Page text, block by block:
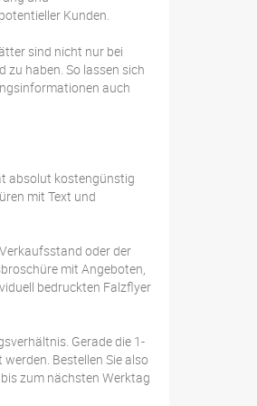
Kunden.
sind nicht nur bei
haben. So lassen sich
auch
absolut kostengünstig
mit Text und
oder der
mit Angeboten,
bedruckten Falzflyer
Gerade die 1-
Bestellen Sie also
zum nächsten Werktag